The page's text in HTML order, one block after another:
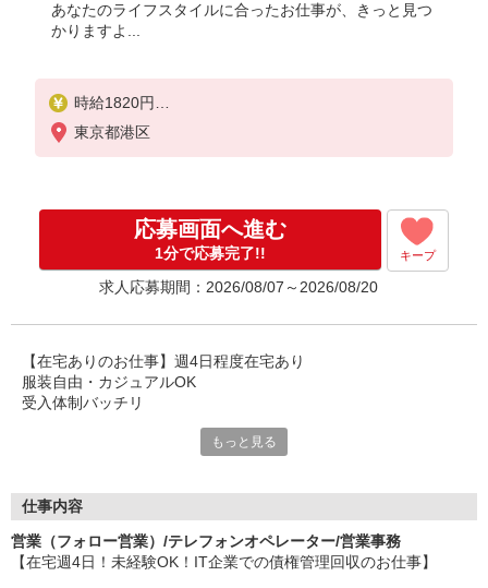
あなたのライフスタイルに合ったお仕事が、きっと見つ
かりますよ...
時給1820円
月収例：292000円
★交通費規定に基づき交通費支給
東京都港区
応募画面へ進む
1分で応募完了!! キープ
求人応募期間：2026/08/07～2026/08/20
【在宅ありのお仕事】週4日程度在宅あり
服装自由・カジュアルOK
受入体制バッチリ
高時給の首都圏事務のお仕事多数！
高時給が魅力のパソナで、新しいスタート！
有給休暇（半休取得可）や交通費支給をはじめ、
もっと見る
仕事内容
営業（フォロー営業）/テレフォンオペレーター/営業事務
【在宅週4日！未経験OK！IT企業での債権管理回収のお仕事】